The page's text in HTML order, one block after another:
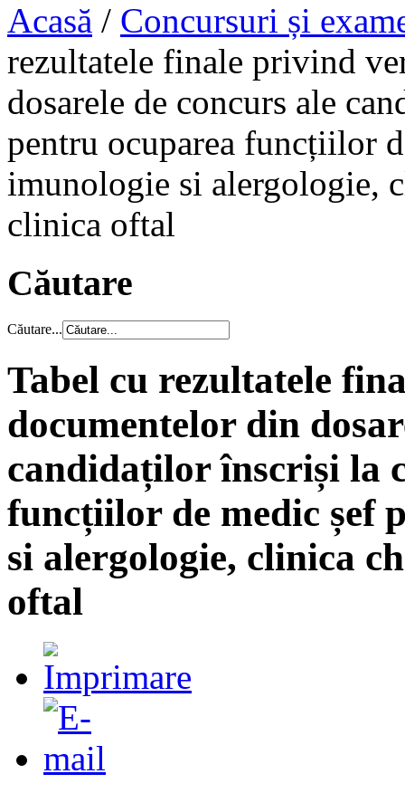
Acasă / Concursuri și
rezultatele finale privind
dosarele de concurs ale
pentru ocuparea funcțiilor
imunologie si alergologie,
clinica oftal
Căutare
Căutare...
Tabel cu rezultatele
documentelor din
candidaților înscriși la
funcțiilor de medic șef
si alergologie, clinica
oftal